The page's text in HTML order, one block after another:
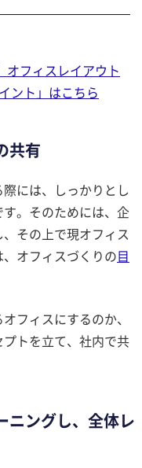
オフィスレイアウト
ント」はこちら
共有
には、しっかりとし
。そのためには、企
その上で現オフィス
オフィスづくりの目
フィスにするのか、
トを立て、社内で共
ニングし、全体レ